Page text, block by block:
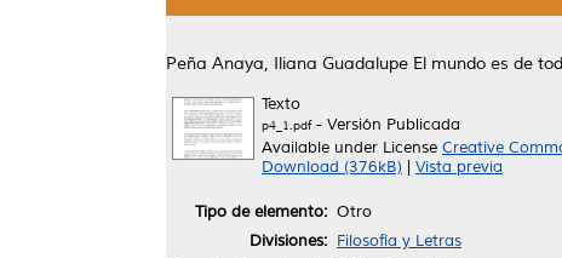
Peña Anaya, Iliana Guadalupe El mundo es de
Texto
p4_1.pdf- Versión Publicada
Available under License Creative
Download (376kB)
Vista previa
Tipo de elemento: Otro
Divisiones: Filosofía y Letras